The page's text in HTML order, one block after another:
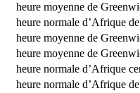
heure moyenne de
heure normale d’Afrique
heure moyenne de
heure moyenne de
heure normale d’Afrique
heure normale d’Afrique